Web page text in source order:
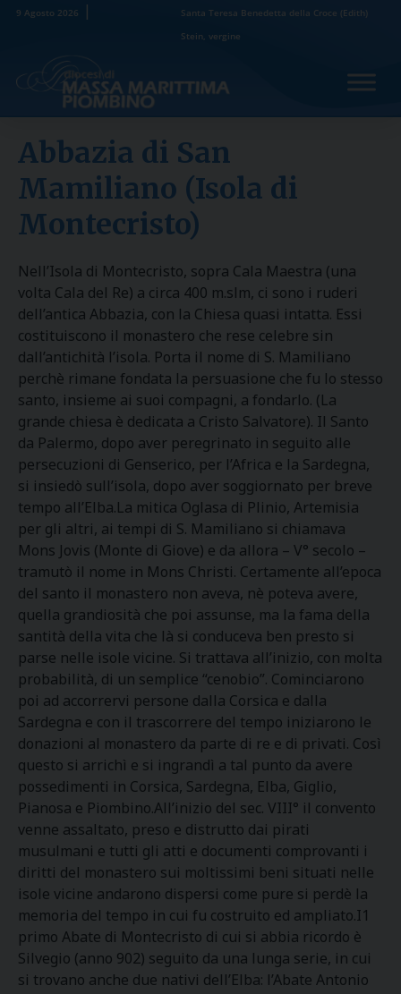
Skip9 Agosto 2026
Santa Teresa Benedetta della Croce (Edith)
Stein, vergine
Abbazia di San
Mamiliano (Isola di
Montecristo)
Nell’Isola di Montecristo, sopra Cala Maestra (una
volta Cala del Re) a circa 400 m.slm, ci sono i ruderi
dell’antica Abbazia, con la Chiesa quasi intatta. Essi
costituiscono il monastero che rese celebre sin
dall’antichità l’isola. Porta il nome di S. Mamiliano
perchè rimane fondata la persuasione che fu lo stesso
santo, insieme ai suoi compagni, a fondarlo. (La
grande chiesa è dedicata a Cristo Salvatore). Il Santo
da Palermo, dopo aver peregrinato in seguito alle
persecuzioni di Genserico, per l’Africa e la Sardegna,
si insiedò sull’isola, dopo aver soggiornato per breve
tempo all’Elba.La mitica Oglasa di Plinio, Artemisia
per gli altri, ai tempi di S. Mamiliano si chiamava
Mons Jovis (Monte di Giove) e da allora – V° secolo –
tramutò il nome in Mons Christi. Certamente all’epoca
del santo il monastero non aveva, nè poteva avere,
quella grandiosità che poi assunse, ma la fama della
santità della vita che là si conduceva ben presto si
parse nelle isole vicine. Si trattava all’inizio, con molta
probabilità, di un semplice “cenobio”. Cominciarono
poi ad accorrervi persone dalla Corsica e dalla
Sardegna e con il trascorrere del tempo iniziarono le
donazioni al monastero da parte di re e di privati. Così
questo si arrichì e si ingrandì a tal punto da avere
possedimenti in Corsica, Sardegna, Elba, Giglio,
Pianosa e Piombino.All’inizio del sec. VIII° il convento
venne assaltato, preso e distrutto dai pirati
musulmani e tutti gli atti e documenti comprovanti i
diritti del monastero sui moltissimi beni situati nelle
isole vicine andarono dispersi come pure si perdè la
memoria del tempo in cui fu costruito ed ampliato.I1
primo Abate di Montecristo di cui si abbia ricordo è
Silvegio (anno 902) seguito da una lunga serie, in cui
si trovano anche due nativi dell’Elba: l’Abate Antonio